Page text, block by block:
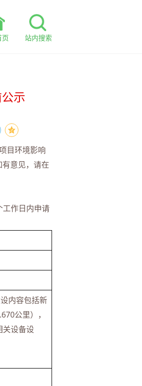
页 站内搜索
示
目环境影响
意见，请在
作日内申请
内容包括新
公里），
关设备设